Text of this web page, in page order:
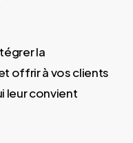
la
offrir à vos clients
leur convient